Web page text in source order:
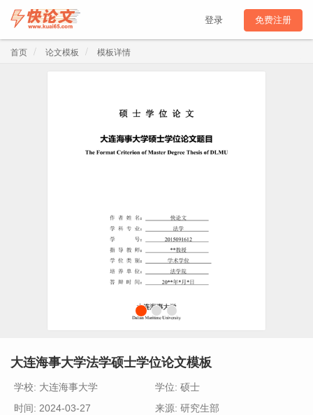
登录 免费注册
首页 论文模板 模板详情
大连海事大学法学硕士学位论文模板
学校: 大连海事大学
学位: 硕士
时间: 2024-03-27
来源: 研究生部